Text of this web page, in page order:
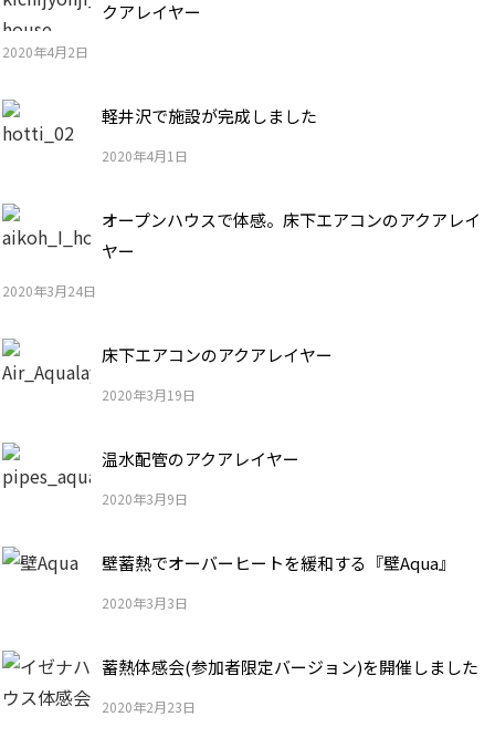
クアレイヤー
2020年4月2日
軽井沢で施設が完成しました
2020年4月1日
オープンハウスで体感。床下エアコンのアクアレイ
ヤー
2020年3月24日
床下エアコンのアクアレイヤー
2020年3月19日
温水配管のアクアレイヤー
2020年3月9日
壁蓄熱でオーバーヒートを緩和する『壁Aqua』
2020年3月3日
蓄熱体感会(参加者限定バージョン)を開催しました
2020年2月23日